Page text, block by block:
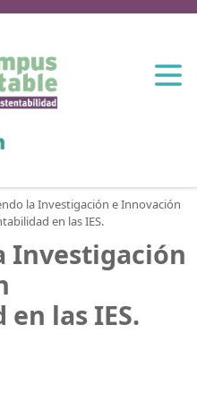
la Investigación e Innovación
en las IES.
Investigación
las IES.